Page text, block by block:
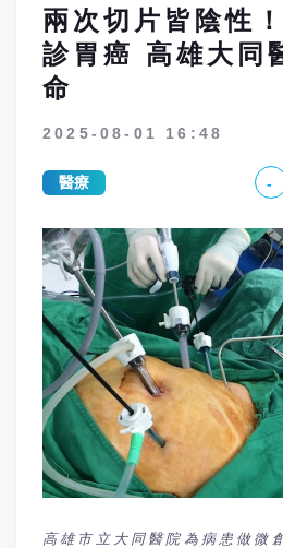
兩次切片皆陰性
診胃癌 高雄大同
命
2025-08-01 16:48
醫療 -
高雄市立大同醫院為病患做微